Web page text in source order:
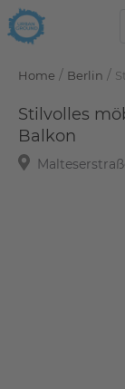
Home / Berlin /
Stilvolles
Balkon